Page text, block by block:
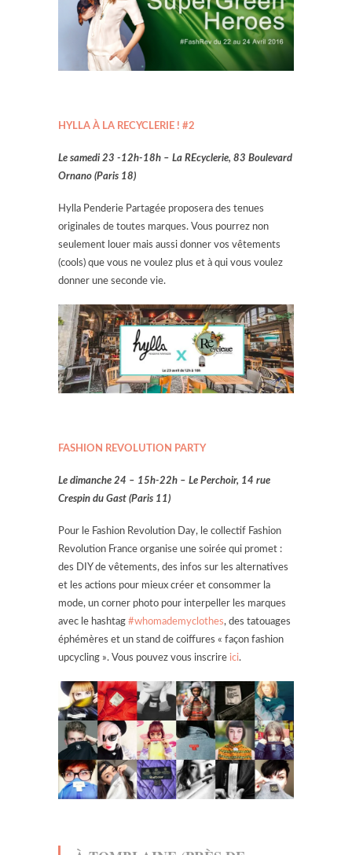
HYLLA À LA RECYCLERIE ! #2
Le samedi 23 -12h-18h – La REcyclerie, 83 Boulevard
Ornano (Paris 18)
Hylla Penderie Partagée proposera des tenues
originales de toutes marques. Vous pourrez non
seulement louer mais aussi donner vos vêtements
(cools) que vous ne voulez plus et à qui vous voulez
donner une seconde vie.
FASHION REVOLUTION PARTY
Le dimanche 24 – 15h-22h – Le Perchoir, 14 rue
Crespin du Gast (Paris 11)
Pour le Fashion Revolution Day, le collectif Fashion
Revolution France organise une soirée qui promet :
des DIY de vêtements, des infos sur les alternatives
et les actions pour mieux créer et consommer la
mode, un corner photo pour interpeller les marques
avec le hashtag #whomademyclothes, des tatouages
éphémères et un stand de coiffures « façon fashion
upcycling ». Vous pouvez vous inscrire ici.